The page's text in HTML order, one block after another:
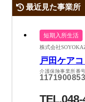
最近見た事業所
短期入所生活
株式会社
戸田ケア
介護保険事業所番号
1171900853